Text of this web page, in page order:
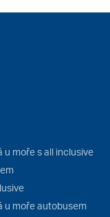
u moře s all inclusive
u moře autobusem